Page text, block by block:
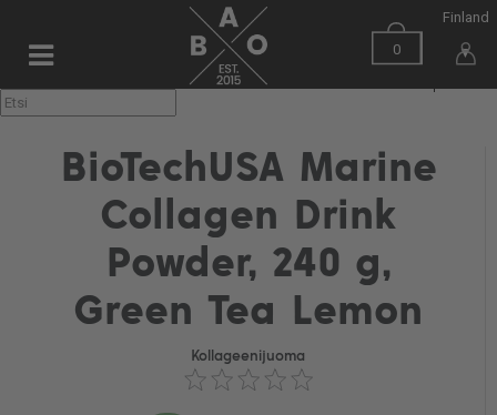
0
Finland
▼
BioTechUSA Marine
Collagen Drink
Powder, 240 g,
Green Tea Lemon
Kollageenijuoma